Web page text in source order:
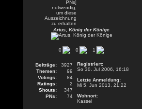
Artus, König der Könige
0 0 1
Beiträge:
3927
Themen:
99
Votings:
84
Ratings:
2
Shouts:
347
PNs:
74
Registriert:
So 30. Jul 2006, 16:18
Letzte Anmeldung:
Mi 5. Jun 2013, 21:22
Wohnort:
Kassel